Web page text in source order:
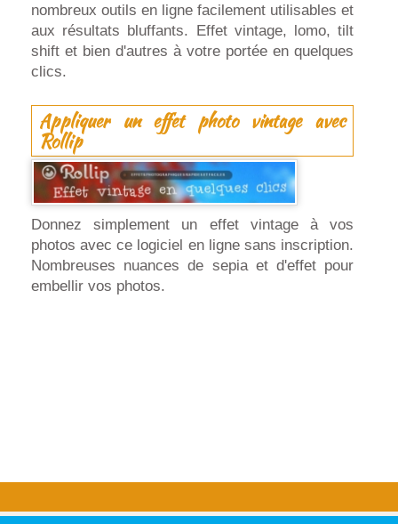
nombreux outils en ligne facilement utilisables et
aux résultats bluffants. Effet vintage, lomo, tilt
shift et bien d'autres à votre portée en quelques
clics.
Appliquer un effet photo vintage avec
Rollip
Donnez simplement un effet vintage à vos
photos avec ce logiciel en ligne sans inscription.
Nombreuses nuances de sepia et d'effet pour
embellir vos photos.